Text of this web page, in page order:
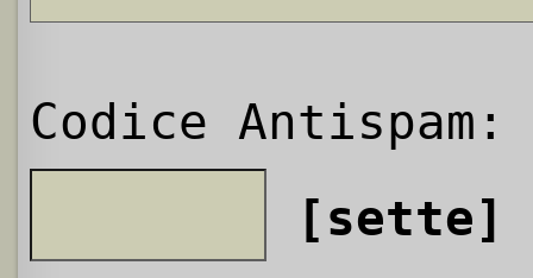
Codice Antispam:
[sette]